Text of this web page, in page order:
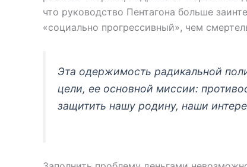
что руководство Пентагона больше
«социально прогрессивный», чем
Эта одержимость радикальной
цели, ее основной миссии:
защитить нашу родину, наши